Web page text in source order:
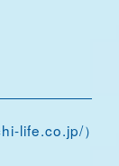
life.co.jp/）